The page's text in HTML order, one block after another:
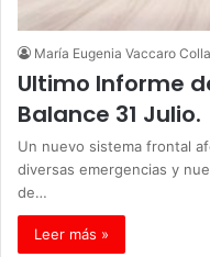
María Eugenia Vaccaro
Ultimo Informe
Balance 31 Julio.
Un nuevo sistema frontal
diversas emergencias y
de…
Leer más »